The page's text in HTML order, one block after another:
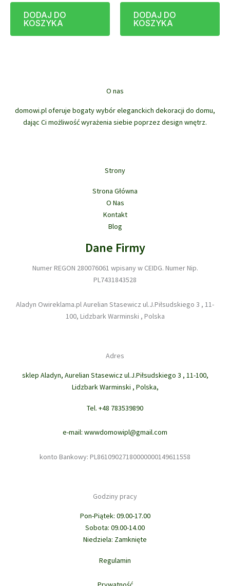
DODAJ DO
KOSZYKA
DODAJ DO
KOSZYKA
O nas
domowi.pl oferuje bogaty wybór eleganckich dekoracji do domu,
dając Ci możliwość wyrażenia siebie poprzez design wnętrz.
Strony
Strona Główna
O Nas
Kontakt
Blog
Dane Firmy
Numer REGON 280076061 wpisany w CEIDG. Numer Nip.
PL7431843528
Aladyn Owireklama.pl Aurelian Stasewicz ul.J.Piłsudskiego 3 , 11-
100, Lidzbark Warminski , Polska
Adres
sklep Aladyn, Aurelian Stasewicz ul.J.Piłsudskiego 3 , 11-100,
Lidzbark Warminski , Polska,
Tel. +48 783539890
e-mail: wwwdomowipl@gmail.com
konto Bankowy: PL86109027180000000149611558
Godziny pracy
Pon-Piątek: 09.00-17.00
Sobota: 09.00-14.00
Niedziela: Zamknięte
Regulamin